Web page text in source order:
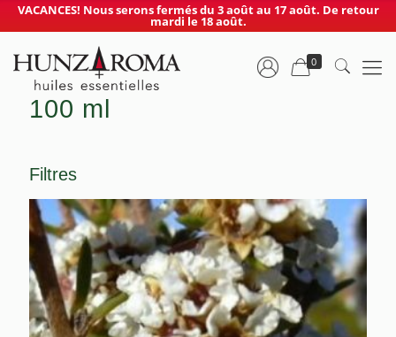
VACANCES! Nous serons fermés du 3 août au 17 août. De retour
mardi le 18 août.
0
100 ml
Filtres